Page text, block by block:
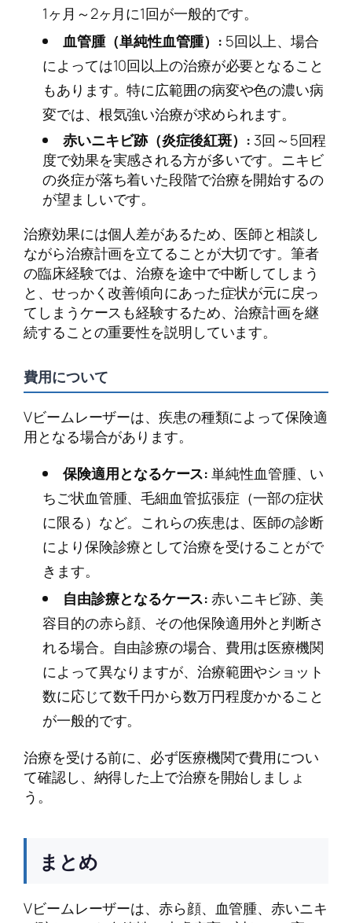
1ヶ月～2ヶ月に1回が一般的です。
血管腫（単純性血管腫）: 5回以上、場合
によっては10回以上の治療が必要となること
もあります。特に広範囲の病変や色の濃い病
変では、根気強い治療が求められます。
赤いニキビ跡（炎症後紅斑）: 3回～5回程
度で効果を実感される方が多いです。ニキビ
の炎症が落ち着いた段階で治療を開始するの
が望ましいです。
治療効果には個人差があるため、医師と相談し
ながら治療計画を立てることが大切です。筆者
の臨床経験では、治療を途中で中断してしまう
と、せっかく改善傾向にあった症状が元に戻っ
てしまうケースも経験するため、治療計画を継
続することの重要性を説明しています。
費用について
Vビームレーザーは、疾患の種類によって保険適
用となる場合があります。
保険適用となるケース:単純性血管腫、い
ちご状血管腫、毛細血管拡張症（一部の症状
に限る）など。これらの疾患は、医師の診断
により保険診療として治療を受けることがで
きます。
自由診療となるケース:赤いニキビ跡、美
容目的の赤ら顔、その他保険適用外と判断さ
れる場合。自由診療の場合、費用は医療機関
によって異なりますが、治療範囲やショット
数に応じて数千円から数万円程度かかること
が一般的です。
治療を受ける前に、必ず医療機関で費用につい
て確認し、納得した上で治療を開始しましょ
う。
まとめ
Vビームレーザーは、赤ら顔、血管腫、赤いニキ